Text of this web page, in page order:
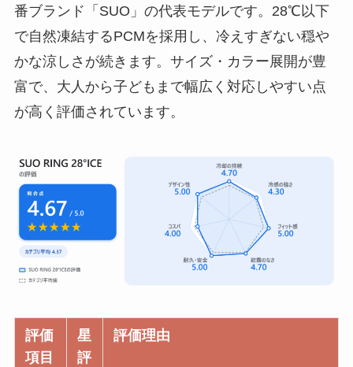
番ブランド「SUO」の代表モデルです。28℃以下
で自然凍結するPCMを採用し、冷えすぎない穏や
かな涼しさが続きます。サイズ・カラー展開が豊
富で、大人から子どもまで幅広く対応しやすい点
が高く評価されています。
評価
項目
星
評
評価理由